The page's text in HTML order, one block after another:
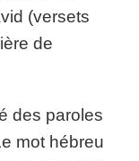
(versets
de
des paroles
mot hébreu